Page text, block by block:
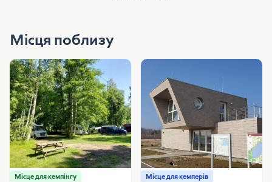
Місця поблизу
Місце для кемпінгу Місце для кемперів